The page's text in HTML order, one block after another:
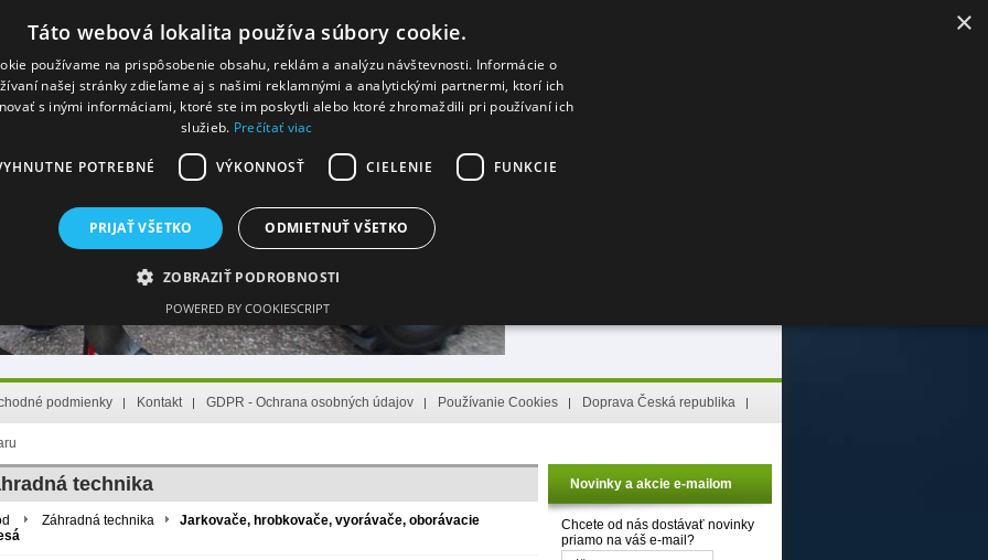
(Nový zákazník) Zabudol som heslo
podmienky Kontakt GDPR - Ochrana osobných údajov Používanie Cookies Doprava Česká republika
technika
Záhradná technika
Jarkovače, hrobkovače, vyorávače, oborávacie
Novinky a akcie e-mailom
Chcete od nás dostávať novinky
priamo na váš e-mail?
×
Táto webová lokalita používa súbory cookie.
používame na prispôsobenie obsahu, reklám a analýzu návštevnosti. Informácie o
našej stránky zdieľame aj s našimi reklamnými a analytickými partnermi, ktorí ich
s inými informáciami, ktoré ste im poskytli alebo ktoré zhromaždili pri používaní ich
služieb. Prečítať viac
POTREBNÉ VÝKONNOSŤ CIELENIE FUNKCIE
PRIJAŤ VŠETKO ODMIETNUŤ VŠETKO
ZOBRAZIŤ PODROBNOSTI
lokality, ako prihlásenie používateľa a správa účtu. Webová lokalita sa nedá správne používať bez nevyhnutne potrebných súborov cookie.
generované aplikáciami založenými na jazyku PHP. Toto je univerzálny identifikátor používaný na údržbu premenných relácií používateľov.
ide o náhodne vygenerované číslo, spôsob jeho použitia môže byť špecifický pre daný web, ale dobrým príkladom je udržanie prihláseného
používateľa medzi stránkami.
Tento súbor cookie používa služba Cookie-Script.com na zapamätanie predvolieb súhlasu so súbormi cookie návštevníkov. Je nevyhnutné, aby
POWERED BY COOKIESCRIPT